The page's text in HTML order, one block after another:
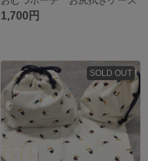
1,700円
SOLD OUT